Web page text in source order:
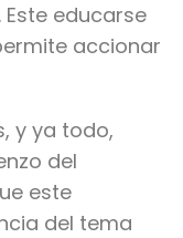
Este educarse
accionar
y ya todo,
del
este
del tema